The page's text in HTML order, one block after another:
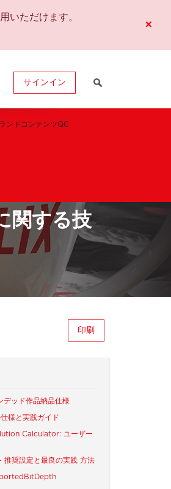
いただけます。
×
サインイン
ンドコンテンツQC
関する技
印刷
デッド作品納品仕様
様と実践ガイド
Calculator: ユーザー
推奨設定と最良の実践 方法